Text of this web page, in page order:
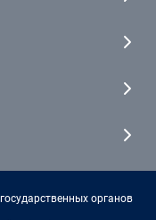
органов